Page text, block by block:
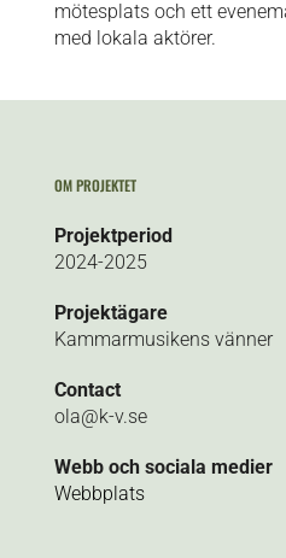
mötesplats och ett
med lokala aktörer.
OM PROJEKTET
Projektperiod
2024-2025
Projektägare
Kammarmusikens vänner
Contact
ola@k-v.se
Webb och sociala medier
Webbplats